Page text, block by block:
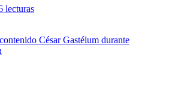
lecturas
César Gastélum durante